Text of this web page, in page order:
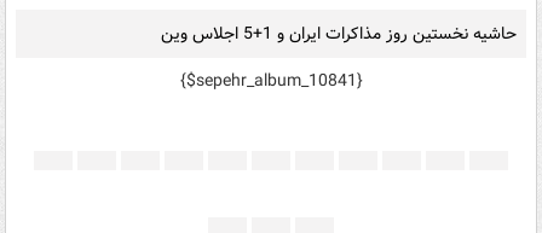
حاشیه نخستین روز مذاکرات ایران و 1+5 اجلاس وین
{$sepehr_album_10841}